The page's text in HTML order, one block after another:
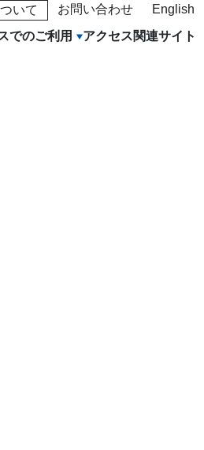
いて お問い合わせ
English
でのご利用 アクセス関連サイト